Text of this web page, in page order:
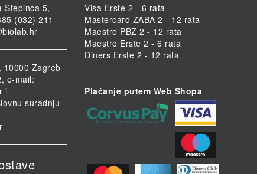
Stepinca 5,
(032) 211
10000 Zagreb
e-mail:
i
suradnju
Visa Erste 2 - 6 rata
Mastercard ZABA 2 - 12 rata
Maestro PBZ 2 - 12 rata
Maestro Erste 2 - 6 rata
Diners Erste 2 - 12 rata
Plaćanje putem Web Shopa